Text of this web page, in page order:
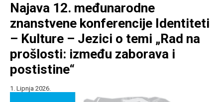
Najava 12. međunarodne
znanstvene konferencije Identiteti
– Kulture – Jezici o temi „Rad na
prošlosti: između zaborava i
postistine“
1. Lipnja 2026.